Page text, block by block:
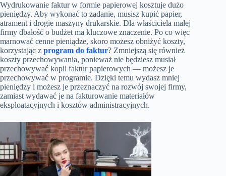
Wydrukowanie faktur w formie papierowej kosztuje dużo
pieniędzy. Aby wykonać to zadanie, musisz kupić papier,
atrament i drogie maszyny drukarskie. Dla właściciela małej
firmy dbałość o budżet ma kluczowe znaczenie. Po co więc
marnować cenne pieniądze, skoro możesz obniżyć koszty,
korzystając z program do faktur? Zmniejszą się również
koszty przechowywania, ponieważ nie będziesz musiał
przechowywać kopii faktur papierowych — możesz je
przechowywać w programie. Dzięki temu wydasz mniej
pieniędzy i możesz je przeznaczyć na rozwój swojej firmy,
zamiast wydawać je na fakturowanie materiałów
eksploatacyjnych i kosztów administracyjnych.